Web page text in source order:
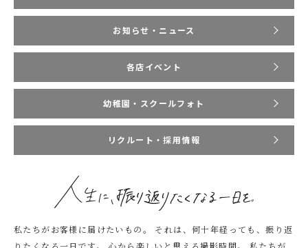
お知らせ・ニュース
各店イベント
幼稚園・スクールフォト
リクルート・採用情報
私たちがお客様に届けたいもの。
それは、何十年経っても、振り返
りたくなる一日です。
心から楽しいと思える撮影時間。 私たちが